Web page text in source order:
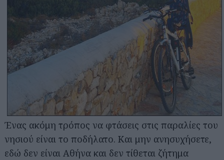
Ένας ακόμη τρόπος να φτάσεις στις παραλίες του
νησιού είναι το ποδήλατο. Και μην ανησυχήσετε,
εδώ δεν είναι Αθήνα και δεν τίθεται ζήτημα